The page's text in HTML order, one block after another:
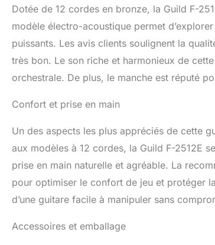
Dotée de 12 cordes en bronze, la Guild F-
modèle électro-acoustique permet
puissants. Les avis clients soulignent la
très bon. Le son riche et harmonieux de
orchestrale. De plus, le manche est réputé
Confort et prise en main
Un des aspects les plus appréciés de cette
aux modèles à 12 cordes, la Guild F-2512E
prise en main naturelle et agréable. La
pour optimiser le confort de jeu et protéger
d’une guitare facile à manipuler sans
Accessoires et emballage